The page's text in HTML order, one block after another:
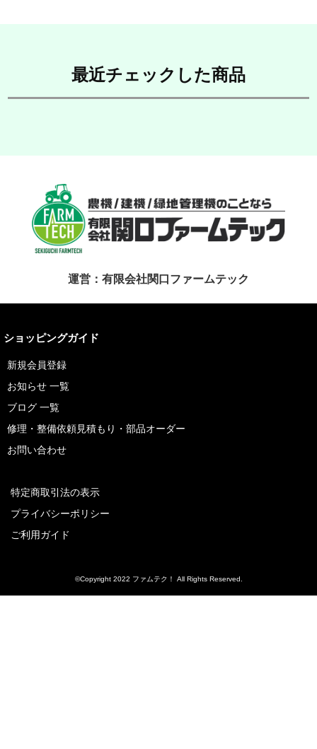
最近チェックした商品
運営：有限会社関口ファームテック
ショッピングガイド
新規会員登録
お知らせ 一覧
ブログ 一覧
修理・整備依頼見積もり・部品オーダー
お問い合わせ
特定商取引法の表示
プライバシーポリシー
ご利用ガイド
©Copyright 2022 ファムテク！ All Rights Reserved.